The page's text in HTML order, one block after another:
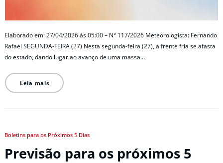
Elaborado em: 27/04/2026 às 05:00 – N° 117/2026 Meteorologista: Fernando
Rafael SEGUNDA-FEIRA (27) Nesta segunda-feira (27), a frente fria se afasta
do estado, dando lugar ao avanço de uma massa…
Leia mais
Boletins para os Próximos 5 Dias
Previsão para os próximos 5